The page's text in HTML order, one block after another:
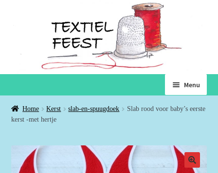
naar
navigatie
de
inhoud
Menu
Home
Winkelmand
Home Kerst slab-en-spuugdoek
Slab rood voor baby’s eerste
kerst -met hertje